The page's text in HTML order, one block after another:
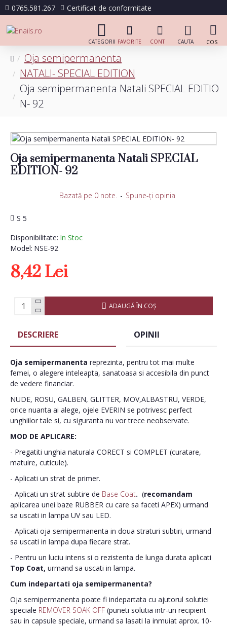
0765.581.267 Certificat de conformitate
Oja semipermanenta
NATALI- SPECIAL EDITION
Oja semipermanenta Natali SPECIAL EDITIO
N- 92
Oja semipermanenta Natali SPECIAL
EDITION- 92
Disponibilitate: In Stoc
Model: NSE-92
S 5
Bazată pe 0 note. - Spune-ţi opinia
8,42 Lei
ADAUGĂ ÎN COŞ
DESCRIERE OPINII
Oja semipermanenta reprezinta, pentru tot mai multe
femei, o alegere inteleapta, sanatoasa si accesibila din punct
de vedere financiar.
NUDE, ROSU, GALBEN, GLITTER, MOV,ALBASTRU, VERDE,
orice nuanta ai alege, ojele EVERIN se potrivesc perfect
unghiilor tale si, cu siguranta nu vor trece neobservate.
MOD DE APLICARE:
- Pregatiti unghia naturala CORECT si COMPLET (curatare,
matuire, cuticule).
- Aplicati un strat de primer.
- Aplicati un strat subtire de Base Coat. (recomandam
aplicarea unei baze RUBBER cu care sa faceti APEX) urmand
sa uscati in lampa UV sau LED.
- Aplicati oja semipermanenta in doua straturi subtiri, urmand
sa uscati in lampa dupa fiecare strat.
- Pentru un luciu intens si o rezistenta de lunga durata aplicati
Top Coat, urmand sa uscati in lampa.
Cum indepartati oja semipermanenta?
Oja semipermanenta poate fi indepartata cu ajutorul solutiei
speciale REMOVER SOAK OFF (puneti solutia intr-un recipient
sau in capsule speciale, urmand sa lasati la inmuiat aprox. 10-